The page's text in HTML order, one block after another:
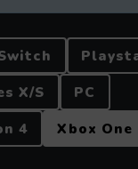
X/S
PC
4
Xbox One